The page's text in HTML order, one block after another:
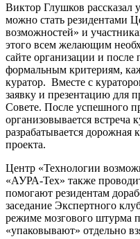
Виктор Глушков рассказал
можно стать резидентами
возможностей» и
этого всем желающим
сайте организации и после
формальным критериям,
куратор. Вместе с
заявку и презентацию для
Совете. После успешного
организовывается встреча
разрабатывается дорожная
проекта.
Центр «Технологии
«АУРА-Тех» также
помогают резидентам
заседание Экспертного
режиме мозгового штурма
«упаковывают» отдельно